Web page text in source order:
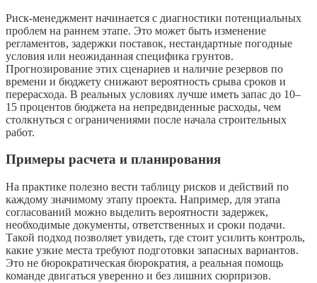
Риск-менеджмент начинается с диагностики потенциальных
проблем на раннем этапе. Это может быть изменение
регламентов, задержки поставок, нестандартные погодные
условия или неожиданная специфика грунтов.
Прогнозирование этих сценариев и наличие резервов по
времени и бюджету снижают вероятность срыва сроков и
перерасхода. В реальных условиях лучше иметь запас до 10–
15 процентов бюджета на непредвиденные расходы, чем
столкнуться с ограничениями после начала строительных
работ.
Примеры расчета и планирования
На практике полезно вести таблицу рисков и действий по
каждому значимому этапу проекта. Например, для этапа
согласований можно выделить вероятности задержек,
необходимые документы, ответственных и сроки подачи.
Такой подход позволяет увидеть, где стоит усилить контроль,
какие узкие места требуют подготовки запасных вариантов.
Это не бюрократическая бюрократия, а реальная помощь
команде двигаться уверенно и без лишних сюрпризов.